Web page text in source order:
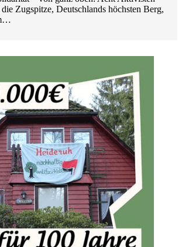
die Zugspitze, Deutschlands höchsten Berg,